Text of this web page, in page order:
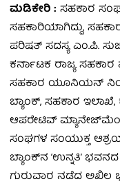
ಮಡಿಕೇರಿ : ಸಹಕಾರ
ಸಹಕಾರಿಯಾಗಿದ್ದು,
ಪರಿಷತ್ ಸದಸ್ಯ ಎಂ.ಪಿ.
ಕರ್ನಾಟಕ ರಾಜ್ಯ
ಸಹಕಾರ ಯೂನಿಯನ್
ಬ್ಯಾಂಕ್, ಸಹಕಾರ
ಆಪರೇಟಿವ್
ಸಂಘಗಳ ಸಂಯುಕ್ತ
ಬ್ಯಾಂಕ್‌ನ ‘ಉನ್ನತಿ’
ಗುರುವಾರ ನಡೆದ ಅಖಿಲ